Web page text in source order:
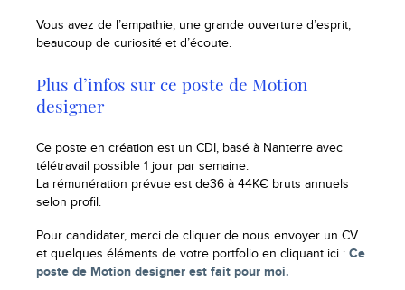
Vous avez de l’empathie, une grande ouverture d’esprit,
beaucoup de curiosité et d’écoute.
Plus d’infos sur ce poste de Motion
designer
Ce poste en création est un CDI, basé à Nanterre avec
télétravail possible 1 jour par semaine.
La rémunération prévue est de36 à 44K€ bruts annuels
selon profil.
Pour candidater, merci de cliquer de nous envoyer un CV
et quelques éléments de votre portfolio en cliquant ici : Ce
poste de Motion designer est fait pour moi.